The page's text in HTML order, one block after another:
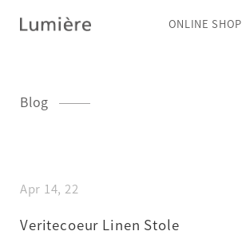
ONLINE SHOP
Blog
Apr 14, 22
Veritecoeur Linen Stole